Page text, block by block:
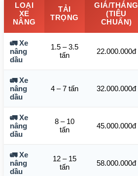
LOẠI
XE
NÂNG
TẢI
TRỌNG
GIÁ/THÁNG
(TIÊU
CHUẨN)
🚛 Xe
nâng
dầu
1.5 – 3.5
tấn
22.000.000đ
🚛 Xe
nâng
dầu
4 – 7 tấn 32.000.000đ
🚛 Xe
nâng
dầu
8 – 10
tấn
45.000.000đ
🚛 Xe
nâng
dầu
12 – 15
tấn
58.000.000đ